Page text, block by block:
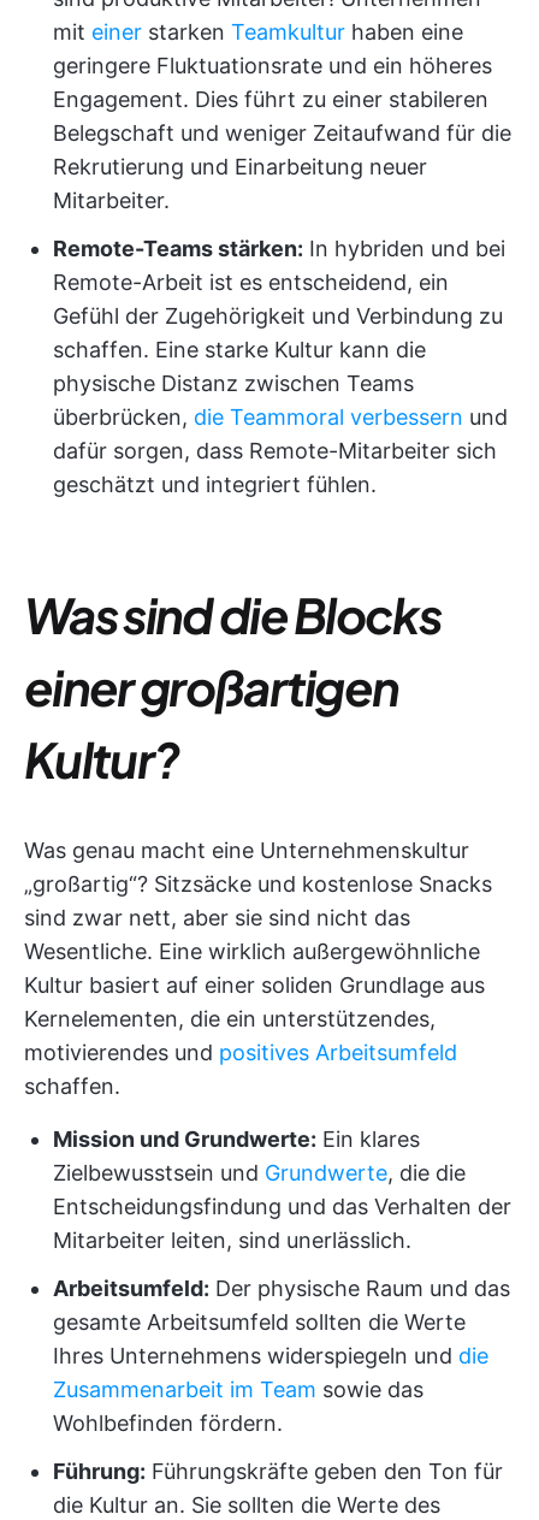
mit einer starken Teamkultur haben eine
geringere Fluktuationsrate und ein höheres
Engagement. Dies führt zu einer stabileren
Belegschaft und weniger Zeitaufwand für die
Rekrutierung und Einarbeitung neuer
Mitarbeiter.
Remote-Teams stärken: In hybriden und bei
Remote-Arbeit ist es entscheidend, ein
Gefühl der Zugehörigkeit und Verbindung zu
schaffen. Eine starke Kultur kann die
physische Distanz zwischen Teams
überbrücken, die Teammoral verbessern und
dafür sorgen, dass Remote-Mitarbeiter sich
geschätzt und integriert fühlen.
Was sind die Blocks
einer großartigen
Kultur?
Was genau macht eine Unternehmenskultur
„großartig“? Sitzsäcke und kostenlose Snacks
sind zwar nett, aber sie sind nicht das
Wesentliche. Eine wirklich außergewöhnliche
Kultur basiert auf einer soliden Grundlage aus
Kernelementen, die ein unterstützendes,
motivierendes und positives Arbeitsumfeld
schaffen.
Mission und Grundwerte: Ein klares
Zielbewusstsein und Grundwerte, die die
Entscheidungsfindung und das Verhalten der
Mitarbeiter leiten, sind unerlässlich.
Arbeitsumfeld: Der physische Raum und das
gesamte Arbeitsumfeld sollten die Werte
Ihres Unternehmens widerspiegeln und die
Zusammenarbeit im Team sowie das
Wohlbefinden fördern.
Führung: Führungskräfte geben den Ton für
die Kultur an. Sie sollten die Werte des